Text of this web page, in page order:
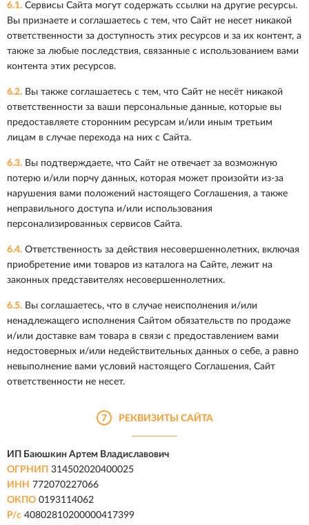
6.1. Сервисы Сайта могут содержать ссылки на другие ресурсы.
Вы признаете и соглашаетесь с тем, что Сайт не несет никакой
ответственности за доступность этих ресурсов и за их контент, а
также за любые последствия, связанные с использованием вами
контента этих ресурсов.
6.2. Вы также соглашаетесь с тем, что Сайт не несёт никакой
ответственности за ваши персональные данные, которые вы
предоставляете сторонним ресурсам и/или иным третьим
лицам в случае перехода на них с Сайта.
6.3. Вы подтверждаете, что Сайт не отвечает за возможную
потерю и/или порчу данных, которая может произойти из-за
нарушения вами положений настоящего Соглашения, а также
неправильного доступа и/или использования
персонализированных сервисов Сайта.
6.4. Ответственность за действия несовершеннолетних, включая
приобретение ими товаров из каталога на Сайте, лежит на
законных представителях несовершеннолетних.
6.5. Вы соглашаетесь, что в случае неисполнения и/или
ненадлежащего исполнения Сайтом обязательств по продаже
и/или доставке вам товара в связи с предоставлением вами
недостоверных и/или недействительных данных о себе, а равно
невыполнение вами условий настоящего Соглашения, Сайт
ответственности не несет.
7 РЕКВИЗИТЫ САЙТА
ИП Баюшкин Артем Владиславович
ОГРНИП 314502020400025
ИНН 772070227066
ОКПО 0193114062
Р/с 40802810200000417399